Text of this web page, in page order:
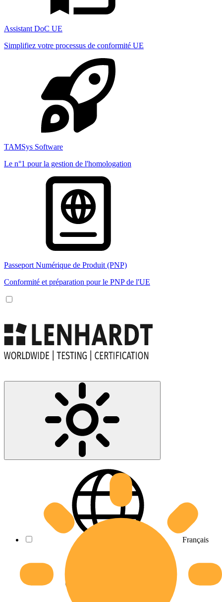
Assistant DoC UE
Simplifiez votre processus de conformité UE
TAMSys Software
Le n°1 pour la gestion de l'homologation
Passeport Numérique de Produit (PNP)
Conformité et préparation pour le PNP de l'UE
Français